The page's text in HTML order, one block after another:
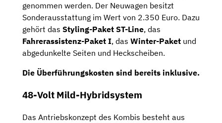
genommen werden. Der Neuwagen besitzt
Sonderausstattung im Wert von 2.350 Euro. Dazu
gehört das Styling-Paket ST-Line, das
Fahrerassistenz-Paket I, das Winter-Paket und
abgedunkelte Seiten und Heckscheiben.
Die Überführungskosten sind bereits inklusive.
48-Volt Mild-Hybridsystem
Das Antriebskonzept des Kombis besteht aus